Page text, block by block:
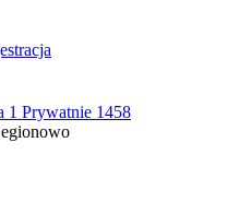
1 Prywatnie 1458